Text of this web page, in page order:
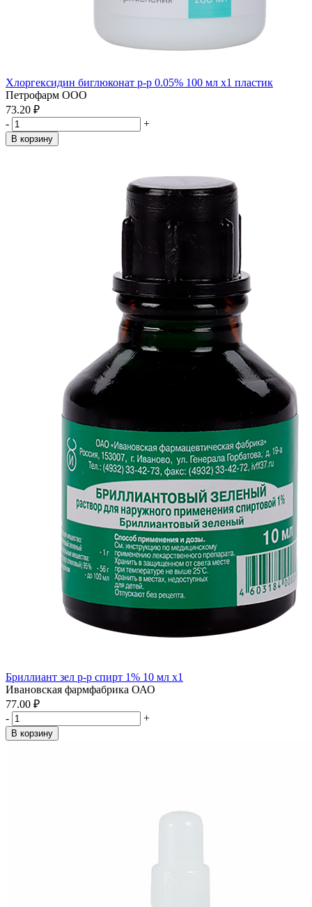
Хлоргексидин биглюконат р-р 0.05% 100 мл x1 пластик
Петрофарм ООО
73.20 ₽
-
+
В корзину
Бриллиант зел р-р спирт 1% 10 мл x1
Ивановская фармфабрика ОАО
77.00 ₽
-
+
В корзину